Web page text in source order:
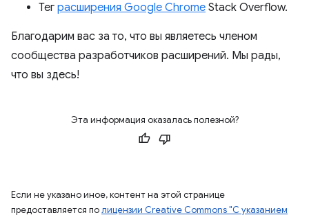
Тег расширения Google Chrome Stack Overflow.
Благодарим вас за то, что вы являетесь членом
сообщества разработчиков расширений. Мы рады,
что вы здесь!
Эта информация оказалась полезной?
Если не указано иное, контент на этой странице
предоставляется полицензии Creative Commons "С указанием